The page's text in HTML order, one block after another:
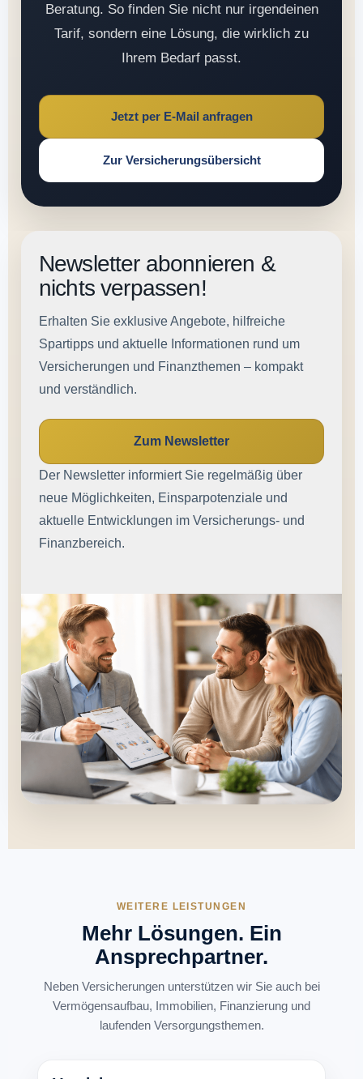
Beratung. So finden Sie nicht nur irgendeinen
Tarif, sondern eine Lösung, die wirklich zu
Ihrem Bedarf passt.
Jetzt per E-Mail anfragen
Zur Versicherungsübersicht
Newsletter abonnieren &
nichts verpassen!
Erhalten Sie exklusive Angebote, hilfreiche
Spartipps und aktuelle Informationen rund um
Versicherungen und Finanzthemen – kompakt
und verständlich.
Zum Newsletter
Der Newsletter informiert Sie regelmäßig über
neue Möglichkeiten, Einsparpotenziale und
aktuelle Entwicklungen im Versicherungs- und
Finanzbereich.
WEITERE LEISTUNGEN
Mehr Lösungen. Ein
Ansprechpartner.
Neben Versicherungen unterstützen wir Sie auch bei
Vermögensaufbau, Immobilien, Finanzierung und
laufenden Versorgungsthemen.